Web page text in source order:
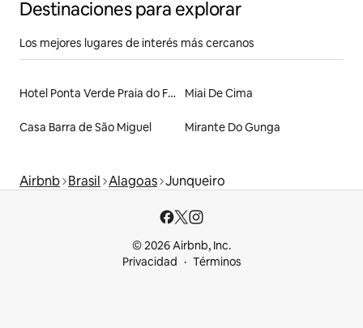
Destinaciones para explorar
Los mejores lugares de interés más cercanos
Hotel Ponta Verde Praia do Francês Miai De Cima
Casa Barra de São Miguel Mirante Do Gunga
Airbnb Brasil Alagoas Junqueiro
© 2026 Airbnb, Inc.
Privacidad
Términos